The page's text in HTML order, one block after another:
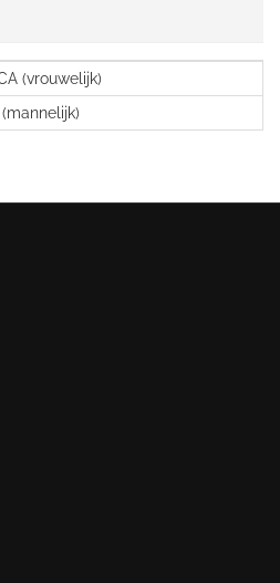
(vrouwelijk)
(mannelijk)